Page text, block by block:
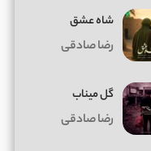
شاه عشق
رضا صادقی
گل میناب
رضا صادقی